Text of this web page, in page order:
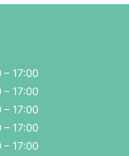
– 17:00
– 17:00
– 17:00
– 17:00
– 17:00